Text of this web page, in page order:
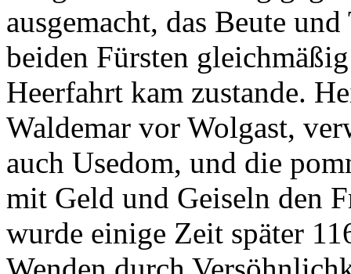
ausgemacht, das Beute
beiden Fürsten
Heerfahrt kam zustande.
Waldemar vor Wolgast,
auch Usedom, und die
mit Geld und Geiseln den
wurde einige Zeit später